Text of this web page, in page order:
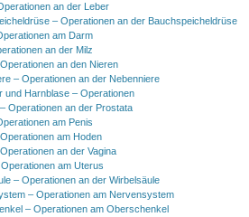
an der Leber
– Operationen an der Bauchspeicheldrüse
am Darm
an der Milz
an den Nieren
– Operationen an der Nebenniere
und Harnblase – Operationen
Operationen an der Prostata
am Penis
am Hoden
an der Vagina
am Uterus
– Operationen an der Wirbelsäule
– Operationen am Nervensystem
– Operationen am Oberschenkel